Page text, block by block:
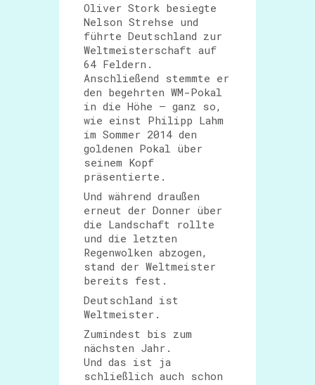
Oliver Stork besiegte
Nelson Strehse und
führte Deutschland zur
Weltmeisterschaft auf
64 Feldern.
Anschließend stemmte er
den begehrten WM-Pokal
in die Höhe – ganz so,
wie einst Philipp Lahm
im Sommer 2014 den
goldenen Pokal über
seinem Kopf
präsentierte.
Und während draußen
erneut der Donner über
die Landschaft rollte
und die letzten
Regenwolken abzogen,
stand der Weltmeister
bereits fest.
Deutschland ist
Weltmeister.
Zumindest bis zum
nächsten Jahr.
Und das ist ja
schließlich auch schon